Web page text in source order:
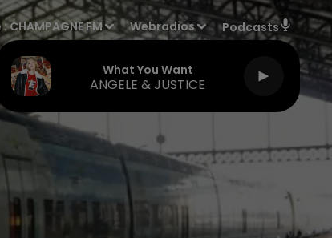
:CHAMPAGNE FM Webradios Podcasts
What You Want
ANGELE & JUSTICE